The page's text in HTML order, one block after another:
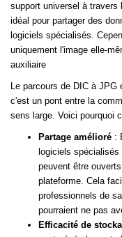
support universel à
idéal pour partager des
logiciels spécialisés.
uniquement l'image elle-
auxiliaire
Le parcours de DIC à
c'est un pont entre la
sens large. Voici pourquoi
Partage amélioré :
logiciels
peuvent être
plateforme. Cela
professionnels de
pourraient ne pas
Efficacité de